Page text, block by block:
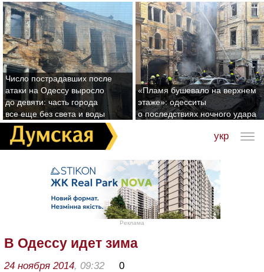
Число пострадавших после
атаки на Одессу выросло
до девяти: часть города
все еще без света и воды
«Пламя бушевало на верхнем
этаже»: одесситы
о последствиях ночного удара
укр
Реклама
В Одессу идет зима
24 ноября 2014, 09:32 0